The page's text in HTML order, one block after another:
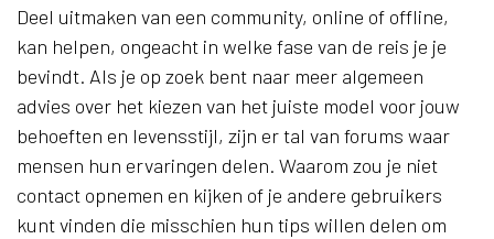
Deel uitmaken van een community, online of offline,
kan helpen, ongeacht in welke fase van de reis je je
bevindt. Als je op zoek bent naar meer algemeen
advies over het kiezen van het juiste model voor jouw
behoeften en levensstijl, zijn er tal van forums waar
mensen hun ervaringen delen. Waarom zou je niet
contact opnemen en kijken of je andere gebruikers
kunt vinden die misschien hun tips willen delen om